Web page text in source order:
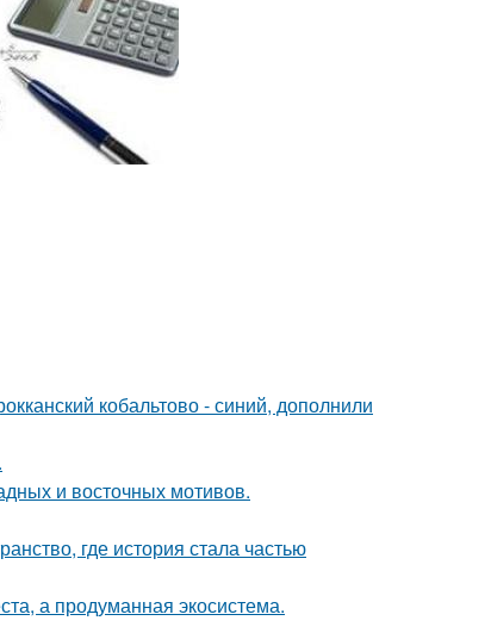
кобальтово - синий, дополнили
и восточных мотивов.
где история стала частью
а продуманная экосистема.